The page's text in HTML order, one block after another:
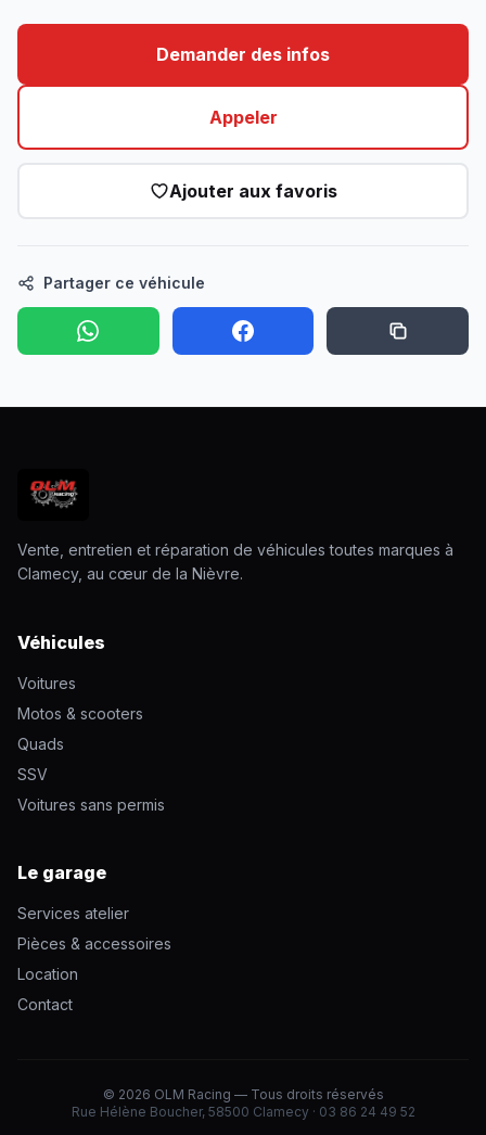
Demander des infos
Appeler
Ajouter aux favoris
Partager ce véhicule
Vente, entretien et réparation de véhicules toutes marques à
Clamecy, au cœur de la Nièvre.
Véhicules
Voitures
Motos & scooters
Quads
SSV
Voitures sans permis
Le garage
Services atelier
Pièces & accessoires
Location
Contact
© 2026 OLM Racing — Tous droits réservés
Rue Hélène Boucher, 58500 Clamecy · 03 86 24 49 52